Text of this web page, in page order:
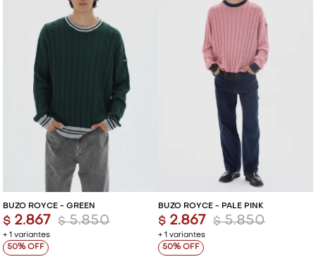
BUZO ROYCE - GREEN
+ 1 variantes
$ 2.867 $ 5.850
50
BUZO ROYCE - PALE PINK
+ 1 variantes
$ 2.867 $ 5.850
50